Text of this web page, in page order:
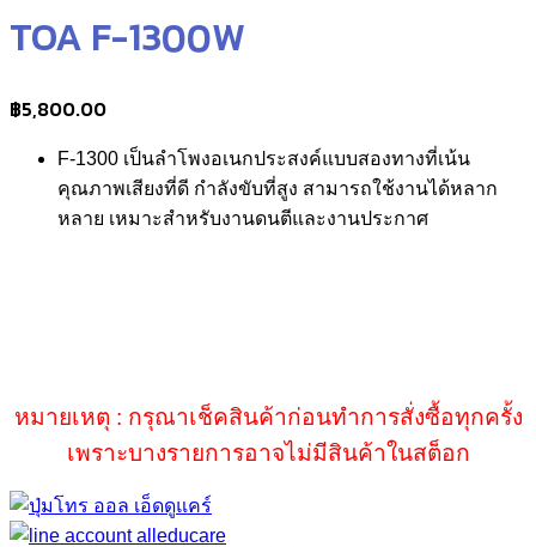
TOA F-1300W
฿5,800.00
F-1300 เป็นลำโพงอเนกประสงค์แบบสองทางที่เน้น
คุณภาพเสียงที่ดี กำลังขับที่สูง สามารถใช้งานได้หลาก
หลาย เหมาะสำหรับงานดนตีและงานประกาศ
หมายเหตุ : กรุณาเช็คสินค้าก่อนทำการสั่งซื้อทุกครั้ง
เพราะบางรายการอาจไม่มีสินค้าในสต็อก